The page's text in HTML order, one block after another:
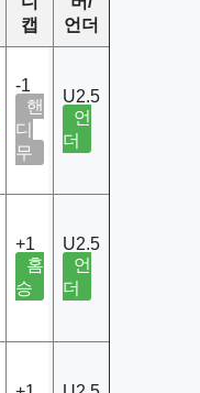
캡
언더
-1
핸
디
무
U2.5
언
더
+1
홈
승
U2.5
언
더